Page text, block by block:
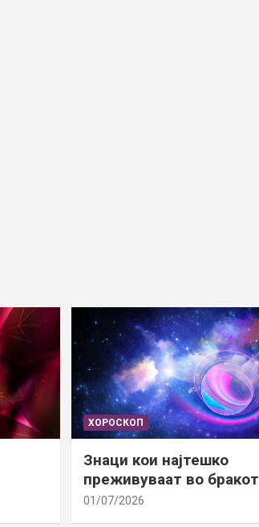
ХОРОСКОП
Знаци кои најтешко
преживуваат во бракот
01/07/2026